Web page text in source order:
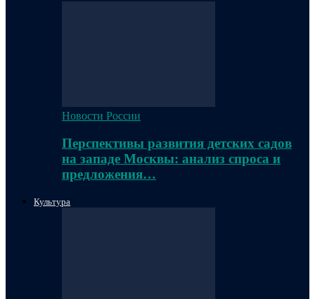
Новости России
Перспективы развития детских садов
на западе Москвы: анализ спроса и
предложения…
Культура